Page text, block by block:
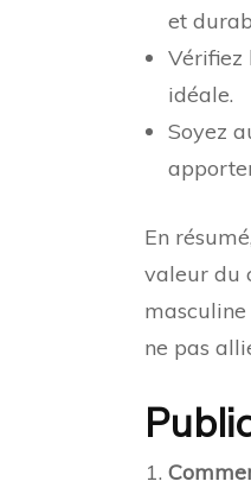
et
Vérifiez
idéale.
Soyez
En
valeur du
ne pas